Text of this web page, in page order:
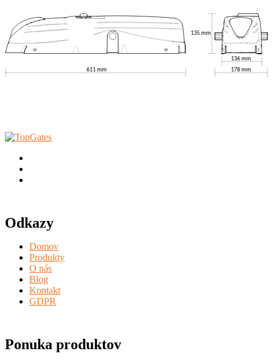
Odkazy
Domov
Produkty
O nás
Blog
Kontakt
GDPR
Ponuka produktov